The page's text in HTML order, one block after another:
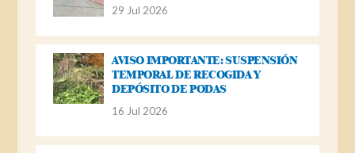
29 Jul 2026
AVISO IMPORTANTE: SUSPENSIÓN
TEMPORAL DE RECOGIDA Y
DEPÓSITO DE PODAS
16 Jul 2026